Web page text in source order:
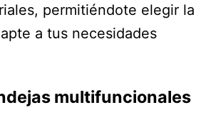
permitiéndote elegir la
a tus necesidades
multifuncionales